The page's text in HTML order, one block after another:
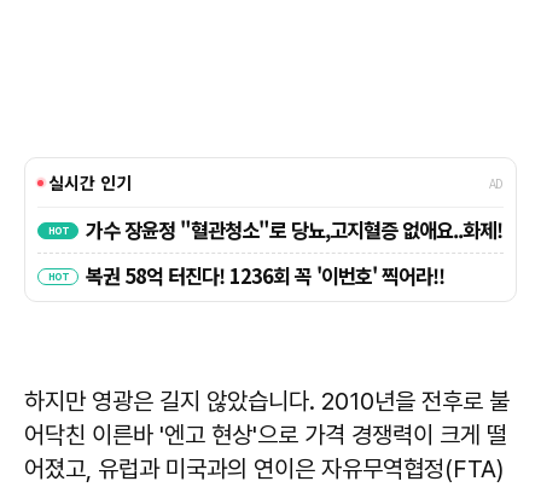
하지만 영광은 길지 않았습니다. 2010년을 전후로 불
어닥친 이른바 '엔고 현상'으로 가격 경쟁력이 크게 떨
어졌고, 유럽과 미국과의 연이은 자유무역협정(FTA)